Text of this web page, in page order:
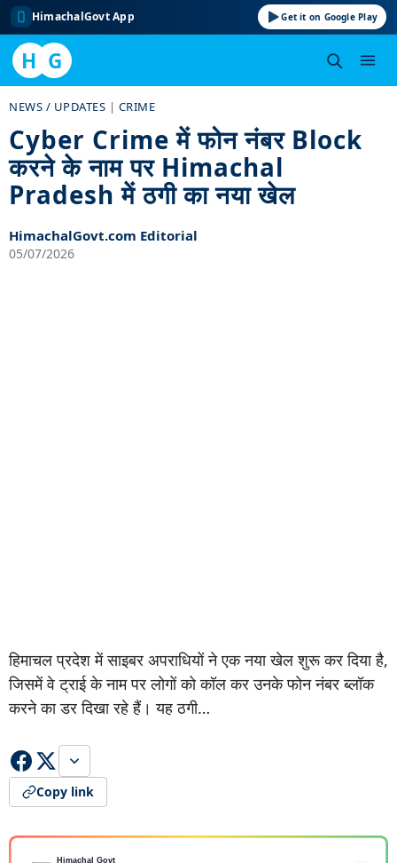
HimachalGovt App Get it on Google Play
H G
content
NEWS / UPDATES | CRIME
Cyber Crime में फोन नंबर Block
करने के नाम पर Himachal
Pradesh में ठगी का नया खेल
HimachalGovt.com Editorial
05/07/2026
हिमाचल प्रदेश में साइबर अपराधियों ने एक नया खेल शुरू कर दिया है,
जिसमें वे ट्राई के नाम पर लोगों को कॉल कर उनके फोन नंबर ब्लॉक
करने का डर दिखा रहे हैं। यह ठगी…
Copy link